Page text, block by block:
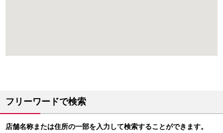
フリーワードで検索
店舗名称または住所の一部を入力して検索することができます。